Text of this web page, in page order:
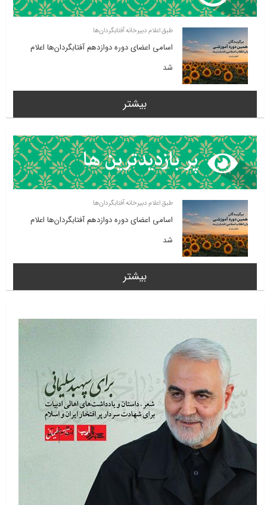
طبق اعلام دبیرخانه آفتابگردان‌ها
اسامی اعضای دوره دوازدهم آفتابگردان‌ها اعلام
شد
بیشتر
طبق اعلام دبیرخانه آفتابگردان‌ها
اسامی اعضای دوره دوازدهم آفتابگردان‌ها اعلام
شد
بیشتر